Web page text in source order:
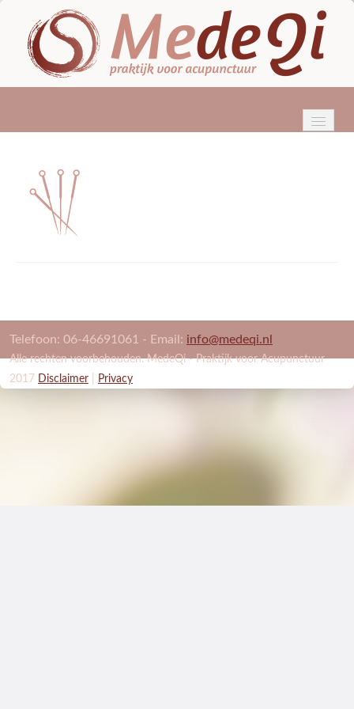
WIE BEN IK?
ACUPUNCTUUR
TARIEVEN & VERGOEDINGEN
ACTUEEL
CONTACT
Telefoon: 06-46691061 - Email: info@medeqi.nl
Alle rechten voorbehouden. MedeQi - Praktijk voor Acupunctuur
2017
Disclaimer Privacy